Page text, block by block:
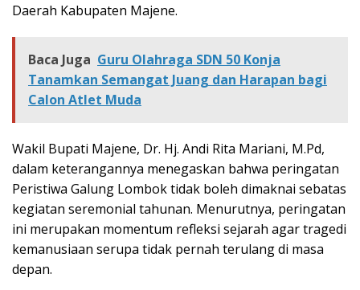
Daerah Kabupaten Majene.
Baca Juga Guru Olahraga SDN 50 Konja
Tanamkan Semangat Juang dan Harapan bagi
Calon Atlet Muda
Wakil Bupati Majene, Dr. Hj. Andi Rita Mariani, M.Pd,
dalam keterangannya menegaskan bahwa peringatan
Peristiwa Galung Lombok tidak boleh dimaknai sebatas
kegiatan seremonial tahunan. Menurutnya, peringatan
ini merupakan momentum refleksi sejarah agar tragedi
kemanusiaan serupa tidak pernah terulang di masa
depan.